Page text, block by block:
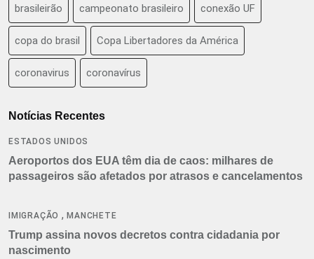
brasileirão campeonato brasileiro conexão UF
copa do brasil Copa Libertadores da América
coronavirus coronavírus
Notícias Recentes
ESTADOS UNIDOS
Aeroportos dos EUA têm dia de caos: milhares de
passageiros são afetados por atrasos e cancelamentos
IMIGRAÇÃO ,MANCHETE
Trump assina novos decretos contra cidadania por
nascimento